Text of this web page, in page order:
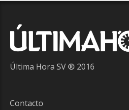
Última Hora SV ® 2016
Contacto